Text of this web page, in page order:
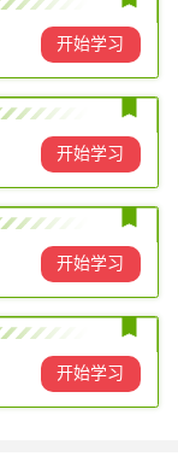
开始学习
开始学习
开始学习
开始学习